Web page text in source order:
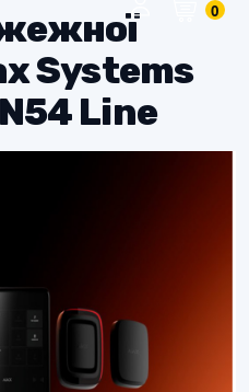
0
Systems
Line